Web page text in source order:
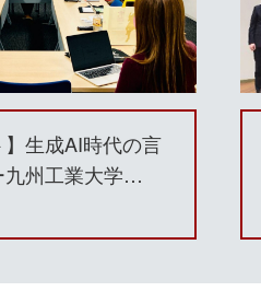
】⽣成AI時代の⾔
九州⼯業⼤学…